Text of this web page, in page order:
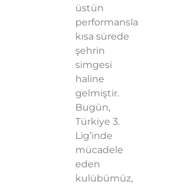
üstün
performansla
kısa sürede
şehrin
simgesi
haline
gelmiştir.
Bugün,
Türkiye 3.
Lig’inde
mücadele
eden
kulübümüz,